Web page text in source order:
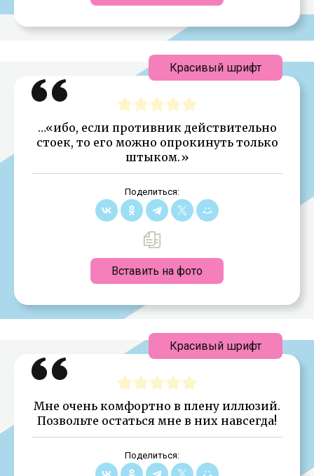
…«ибо, если противник действительно
стоек, то его можно опрокинуть только
штыком.»
Поделиться:
Вставить на фото
Красивый шрифт
Мне очень комфортно в плену иллюзий.
Позвольте остаться мне в них навсегда!
Поделиться:
Красивый шрифт